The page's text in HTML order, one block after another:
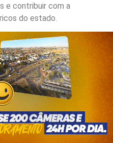
e contribuir com a
do estado.